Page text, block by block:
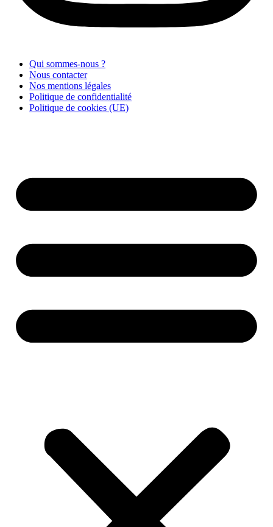
Qui sommes-nous ?
Nous contacter
Nos mentions légales
Politique de confidentialité
Politique de cookies (UE)